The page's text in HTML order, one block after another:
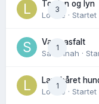
3
Torden og lyn
Lovise · Startet
1
Varm asfalt
Savannah ·
1
Langhåret
Lovise · Startet